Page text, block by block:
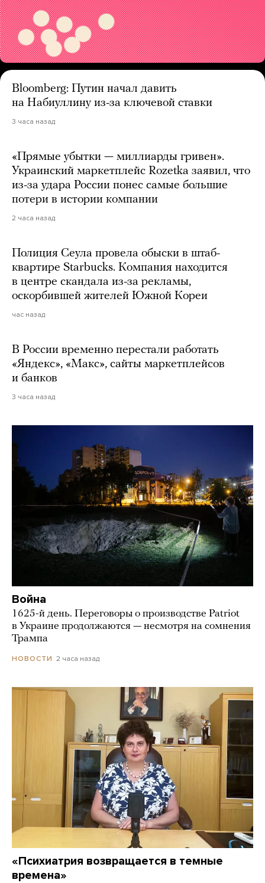
Bloomberg: Путин начал давить
на Набиуллину из-за ключевой ставки
3 часа назад
«Прямые убытки — миллиарды гривен».
Украинский маркетплейс Rozetka заявил, что
из-за удара России понес самые большие
потери в истории компании
2 часа назад
Полиция Сеула провела обыски в штаб-
квартире Starbucks. Компания находится
в центре скандала из-за рекламы,
оскорбившей жителей Южной Кореи
час назад
В России временно перестали работать
«Яндекс», «Макс», сайты маркетплейсов
и банков
3 часа назад
Война
1625-й день. Переговоры о производстве Patriot
в Украине продолжаются — несмотря на сомнения
Трампа
НОВОСТИ 2 часа назад
«Психиатрия возвращается в темные
времена»